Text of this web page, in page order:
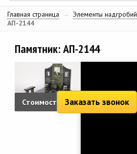
Главная страница → Элементы надгробий
АП-2144
Памятник: АП-2144
Стоимость: 12 086 руб.
Заказать звонок